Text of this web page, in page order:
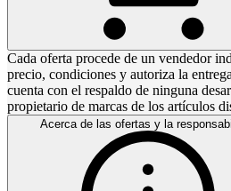
Cada oferta procede de un vendedor
precio, condiciones y autoriza la
cuenta con el respaldo de ninguna
propietario de marcas de los artículos
Acerca de las ofertas y la